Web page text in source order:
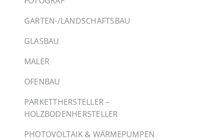
GARTEN-/LANDSCHAFTSBAU
GLASBAU
MALER
OFENBAU
PARKETTHERSTELLER –
HOLZBODENHERSTELLER
PHOTOVOLTAIK & WÄRMEPUMPEN